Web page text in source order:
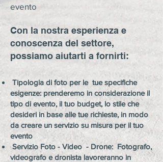
evento
Con la nostra esperienza e
conoscenza del settore,
possiamo aiutarti a fornirti:
Tipologia di foto per le tue specifiche
esigenze: prenderemo in considerazione il
tipo di evento, il tuo budget, lo stile che
desideri in base alle tue richieste, in modo
da creare un servizio su misura per il tuo
evento
Servizio Foto - Video - Drone: Fotografo,
videografo e dronista lavoreranno in